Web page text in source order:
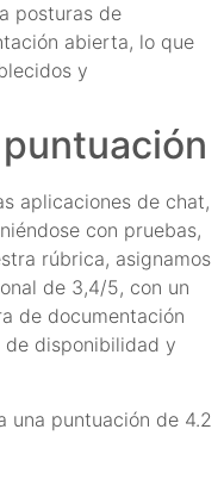
posturas de
abierta, lo que
y
aplicaciones de chat,
con pruebas,
rúbrica, asignamos
de 3,4/5, con un
de documentación
disponibilidad y
una puntuación de 4.2